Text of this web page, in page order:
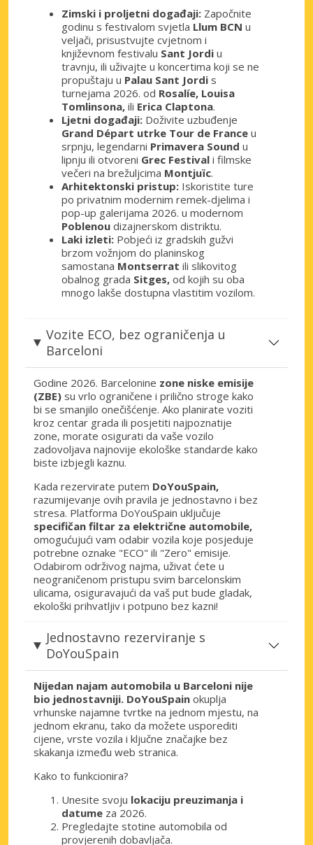
Zimski i proljetni događaji: Započnite
godinu s festivalom svjetla Llum BCN u
veljači, prisustvujte cvjetnom i
književnom festivalu Sant Jordi u
travnju, ili uživajte u koncertima koji se ne
propuštaju u Palau Sant Jordi s
turnejama 2026. od Rosalíe, Louisa
Tomlinsona, ili Erica Claptona.
Ljetni događaji: Doživite uzbuđenje
Grand Départ utrke Tour de France u
srpnju, legendarni Primavera Sound u
lipnju ili otvoreni Grec Festival i filmske
večeri na brežuljcima Montjuïc.
Arhitektonski pristup: Iskoristite ture
po privatnim modernim remek-djelima i
pop-up galerijama 2026. u modernom
Poblenou dizajnerskom distriktu.
Laki izleti: Pobjeći iz gradskih gužvi
brzom vožnjom do planinskog
samostana Montserrat ili slikovitog
obalnog grada Sitges, od kojih su oba
mnogo lakše dostupna vlastitim vozilom.
Vozite ECO, bez ograničenja u
Barceloni
Godine 2026. Barcelonine zone niske emisije
(ZBE) su vrlo ograničene i prilično stroge kako
bi se smanjilo onečišćenje. Ako planirate voziti
kroz centar grada ili posjetiti najpoznatije
zone, morate osigurati da vaše vozilo
zadovoljava najnovije ekološke standarde kako
biste izbjegli kaznu.
Kada rezervirate putem DoYouSpain,
razumijevanje ovih pravila je jednostavno i bez
stresa. Platforma DoYouSpain uključuje
specifičan filtar za električne automobile,
omogućujući vam odabir vozila koje posjeduje
potrebne oznake "ECO" ili "Zero" emisije.
Odabirom održivog najma, uživat ćete u
neograničenom pristupu svim barcelonskim
ulicama, osiguravajući da vaš put bude gladak,
ekološki prihvatljiv i potpuno bez kazni!
Jednostavno rezerviranje s
DoYouSpain
Nijedan najam automobila u Barceloni nije
bio jednostavniji. DoYouSpain okuplja
vrhunske najamne tvrtke na jednom mjestu, na
jednom ekranu, tako da možete usporediti
cijene, vrste vozila i ključne značajke bez
skakanja između web stranica.
Kako to funkcionira?
Unesite svoju lokaciju preuzimanja i
datume za 2026.
Pregledajte stotine automobila od
provjerenih dobavljača.